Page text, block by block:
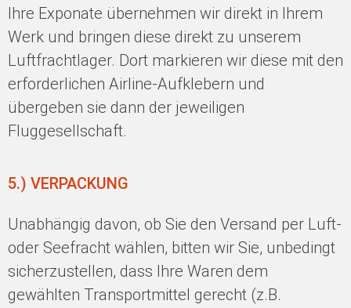
Ihre Exponate übernehmen wir direkt in Ihrem
Werk und bringen diese direkt zu unserem
Luftfrachtlager. Dort markieren wir diese mit den
erforderlichen Airline-Aufklebern und
übergeben sie dann der jeweiligen
Fluggesellschaft.
5.) VERPACKUNG
Unabhängig davon, ob Sie den Versand per Luft-
oder Seefracht wählen, bitten wir Sie, unbedingt
sicherzustellen, dass Ihre Waren dem
gewählten Transportmittel gerecht (z.B.